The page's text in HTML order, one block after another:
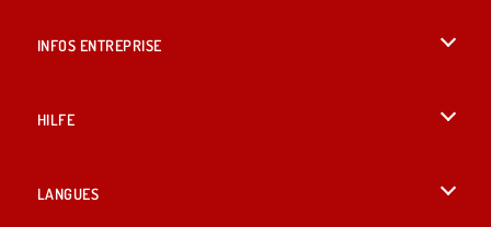
INFOS ENTREPRISE
HILFE
LANGUES